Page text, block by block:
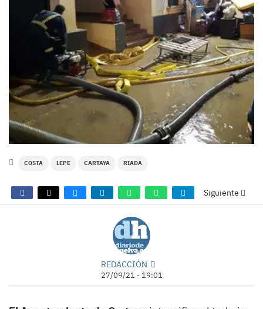
COSTA LEPE CARTAYA RIADA
Siguiente
REDACCIÓN
27/09/21 - 19:01